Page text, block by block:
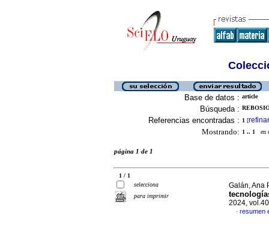
Base de datos : article
Búsqueda :
Referencias encontradas : 1 [refinar
Mostrando: 1 .. 1 en
página 1 de 1
1 / 1
selecciona
para imprimir
Galán, Ana
2024,
· resumen